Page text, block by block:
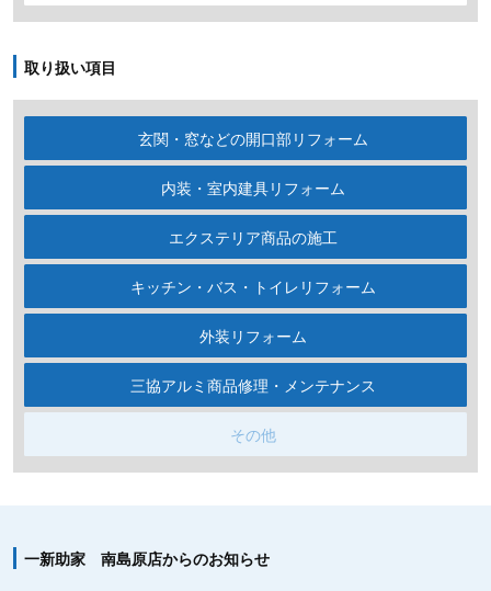
取り扱い項目
玄関・窓などの開口部リフォーム
内装・室内建具リフォーム
エクステリア商品の施工
キッチン・バス・トイレリフォーム
外装リフォーム
三協アルミ商品修理・メンテナンス
その他
一新助家 南島原店からのお知らせ